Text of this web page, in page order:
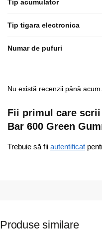
Tip acumulator
Tip tigara electronica
Numar de pufuri
Nu există recenzii până acum.
Fii primul care
Bar 600 Green
Trebuie să fii autentificat
Produse similare